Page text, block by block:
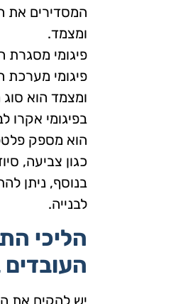
ומצמד.
פיגומי מסגרת
פיגומי מערכת
ומצמד הוא
בפיגומי אקרו
הוא מספק
כגון צביעה,
בנוסף, ניתן
לבנייה.
הליכי
יש להקים את